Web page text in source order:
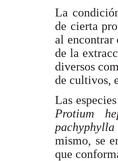
La
de cierta
al
de la
diversos
de cultivos,
Las
Protium
pachyphylla
mismo, se
que